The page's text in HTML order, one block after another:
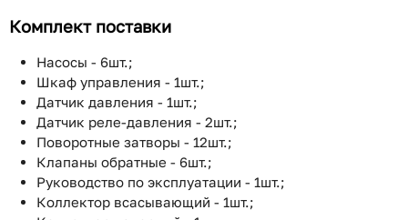
Комплект поставки
Насосы - 6шт.;
Шкаф управления - 1шт.;
Датчик давления - 1шт.;
Датчик реле-давления - 2шт.;
Поворотные затворы - 12шт.;
Клапаны обратные - 6шт.;
Руководство по эксплуатации - 1шт.;
Коллектор всасывающий - 1шт.;